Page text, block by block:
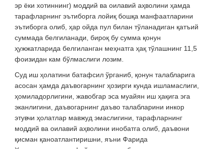
эр ёки хотиннинг) моддий ва оилавий аҳволини ҳамда
тарафларнинг эътиборга лойиқ бошқа манфаатларини
эътиборга олиб, ҳар ойда пул билан тўланадиган қатъий
суммада белгиланади, бироқ бу сумма қонун
ҳужжатларида белгиланган меҳнатга ҳақ тўлашнинг 11,5
фоизидан кам бўлмаслиги лозим.
Суд иш ҳолатини батафсил ўрганиб, қонун талабларига
асосан ҳамда даъвогарнинг ҳозирги кунда ишламаслиги,
ҳомиладорлигини, жавобгар эса муайян иш ҳақига эга
эканлигини, даъвогарнинг даъво талабларини инкор
этувчи ҳолатлар мавжуд эмаслигини, тарафларнинг
моддий ва оилавий аҳволини инобатга олиб, даъвони
қисман қаноатлантиришни, яъни Фарида